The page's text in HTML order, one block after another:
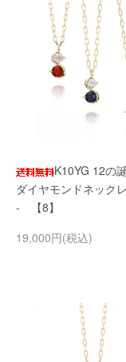
K10YG 12の
ダイヤモンドネック
- 【8】
19,000円(税込)